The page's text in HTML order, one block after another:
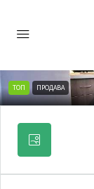
ТОП ПРОДАВА